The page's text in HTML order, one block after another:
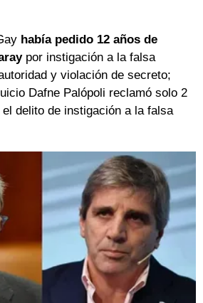
había pedido 12 años de
por instigación a la falsa
y violación de secreto;
Dafne Palópoli reclamó solo 2
delito de instigación a la falsa